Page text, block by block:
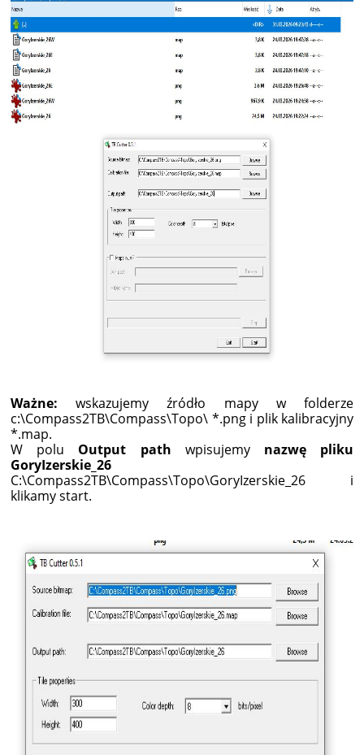
Ważne:wskazujemy źródło mapy w folderze
c:\Compass2TB\Compass\Topo\ *.png i plik kalibracyjny
*.map.
W polu Output path wpisujemynazwę pliku
GoryIzerskie_26
C:\Compass2TB\Compass\Topo\GoryIzerskie_26 i
klikamy start.